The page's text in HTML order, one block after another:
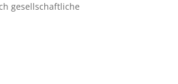
gesellschaftliche